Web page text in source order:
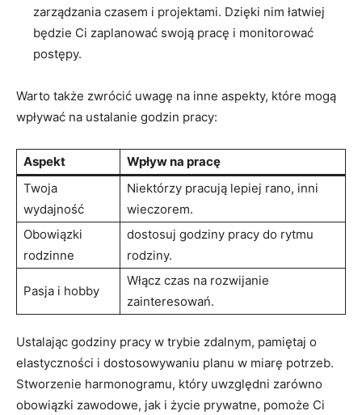
zarządzania‌ czasem i projektami. Dzięki nim łatwiej
będzie⁢ Ci ⁣zaplanować swoją⁢ pracę i monitorować
postępy.
Warto⁢ także zwrócić ‍uwagę na⁣ inne ⁤aspekty,‍ które mogą
wpływać na ustalanie godzin pracy:
Aspekt
Wpływ na‌ pracę
Twoja
wydajność
Niektórzy pracują lepiej⁤ rano, inni
wieczorem.
Obowiązki
rodzinne
dostosuj godziny pracy⁣ do rytmu⁤
rodziny.
Pasja i hobby
Włącz czas na rozwijanie
zainteresowań.
Ustalając ​godziny pracy ⁣w​ trybie zdalnym, pamiętaj o
elastyczności i⁤ dostosowywaniu⁢ planu w miarę⁢ potrzeb.
Stworzenie harmonogramu, który⁢ uwzględni zarówno
obowiązki zawodowe,‍ jak i‌ życie‍ prywatne, pomoże Ci